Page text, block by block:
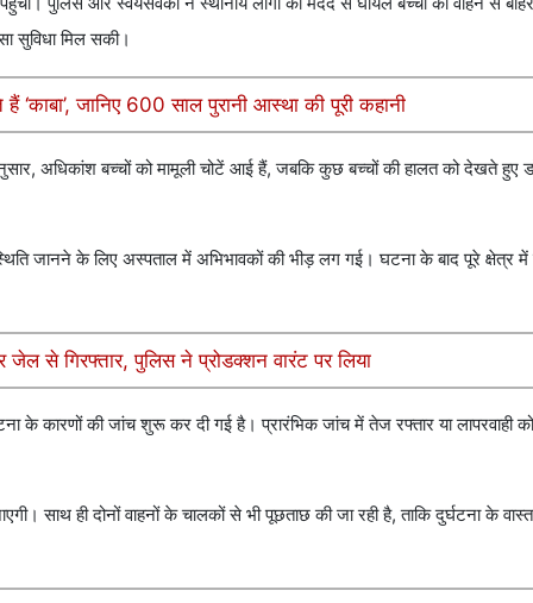
सुविधा मिल सकी।
‘काबा’, जानिए 600 साल पुरानी आस्था की पूरी कहानी
अधिकांश बच्चों को मामूली चोटें आई हैं, जबकि कुछ बच्चों की हालत को देखते हुए
जानने के लिए अस्पताल में अभिभावकों की भीड़ लग गई। घटना के बाद पूरे क्षेत्र में
से गिरफ्तार, पुलिस ने प्रोडक्शन वारंट पर लिया
के कारणों की जांच शुरू कर दी गई है। प्रारंभिक जांच में तेज रफ्तार या लापरवाही
साथ ही दोनों वाहनों के चालकों से भी पूछताछ की जा रही है, ताकि दुर्घटना के